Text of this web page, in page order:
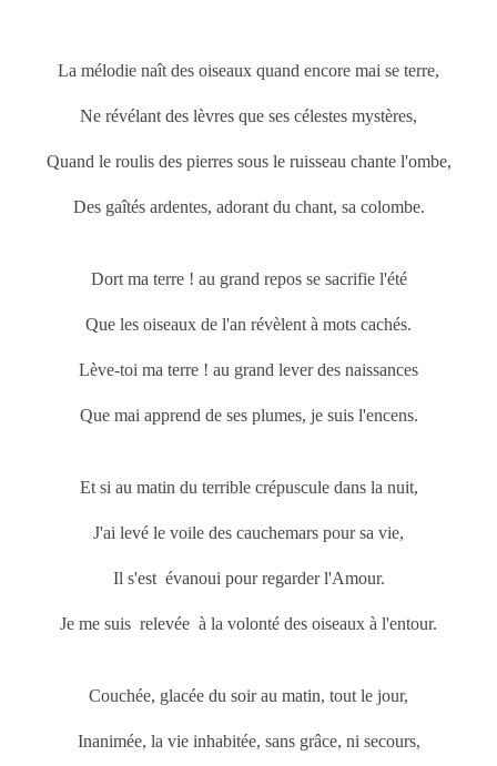
La mélodie naît des oiseaux quand encore mai se terre,
Ne révélant des lèvres que ses célestes mystères,
Quand le roulis des pierres sous le ruisseau chante l'ombe,
Des gaîtés ardentes, adorant du chant, sa colombe.
Dort ma terre ! au grand repos se sacrifie l'été
Que les oiseaux de l'an révèlent à mots cachés.
Lève-toi ma terre ! au grand lever des naissances
Que mai apprend de ses plumes, je suis l'encens.
Et si au matin du terrible crépuscule dans la nuit,
J'ai levé le voile des cauchemars pour sa vie,
Il s'est évanoui pour regarder l'Amour.
Je me suis relevée à la volonté des oiseaux à l'entour.
Couchée, glacée du soir au matin, tout le jour,
Inanimée, la vie inhabitée, sans grâce, ni secours,